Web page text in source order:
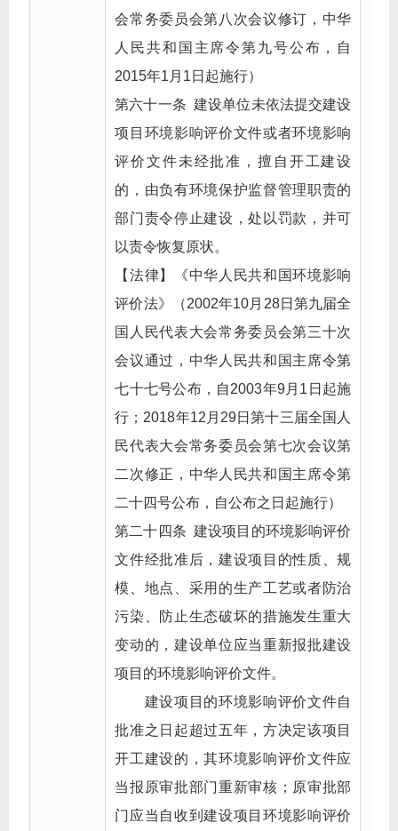
会常务委员会第八次会议修订，中华
人民共和国主席令第九号公布，自
2015年1月1日起施行）
第六十一条 建设单位未依法提交建设
项目环境影响评价文件或者环境影响
评价文件未经批准，擅自开工建设
的，由负有环境保护监督管理职责的
部门责令停止建设，处以罚款，并可
以责令恢复原状。
【法律】《中华人民共和国环境影响
评价法》（2002年10月28日第九届全
国人民代表大会常务委员会第三十次
会议通过，中华人民共和国主席令第
七十七号公布，自2003年9月1日起施
行；2018年12月29日第十三届全国人
民代表大会常务委员会第七次会议第
二次修正，中华人民共和国主席令第
二十四号公布，自公布之日起施行）
第二十四条 建设项目的环境影响评价
文件经批准后，建设项目的性质、规
模、地点、采用的生产工艺或者防治
污染、防止生态破坏的措施发生重大
变动的，建设单位应当重新报批建设
项目的环境影响评价文件。
建设项目的环境影响评价文件自
批准之日起超过五年，方决定该项目
开工建设的，其环境影响评价文件应
当报原审批部门重新审核；原审批部
门应当自收到建设项目环境影响评价